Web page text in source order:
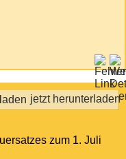
jetzt herunterladen
zum 1. Juli